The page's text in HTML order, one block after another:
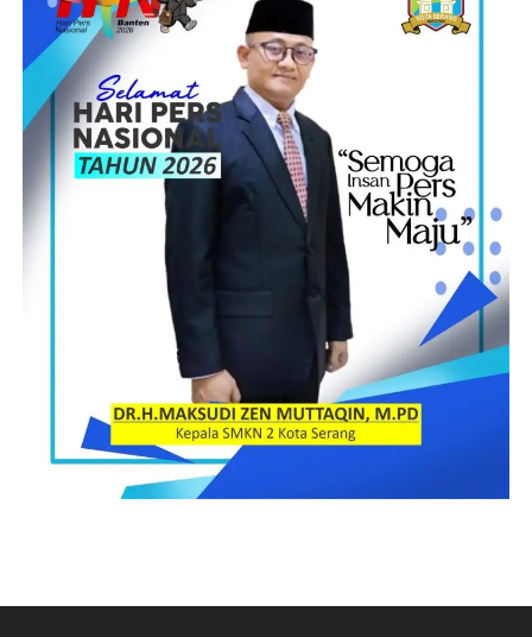
Peringatan Hari Cuci Tangan Pakai Sabun seDunia hari ini
dilaksanakan di SDN 1 Way Jaha, Kecamatan Pugung, dan di
20 Kecamatan secara serentak melaksanakan kegiatan HCTPS.
Melalui kegiatan ini di harapkan partisipasi aktif seluruh
masyarakat Tanggamus untuk ikut membiasakan perilaku
sederhana yaitu Cuci Tangan Pakai Sabun yang pada akhirnya
menjadi perilaku sehari-hari dan membudaya.
22
dan penyebaran Virus Covid-19 dan berbagai gangguan
penyakit lainnya.
Adapun tujuan Khusus Peringatan HCTPS adalah mewujudkan
anak didik, mengerti dan membiasakan diri untuk CTPS. Anak
didik dan masyarakat mengerti dan melakukan 6 waktu kritis
CTPS yaitu sebelum makan; setelah BAB; setelah menceboki
bayi; sebelum menyusui; sebelum menyiapkan makan dan
setelah kontak dengan hewan.